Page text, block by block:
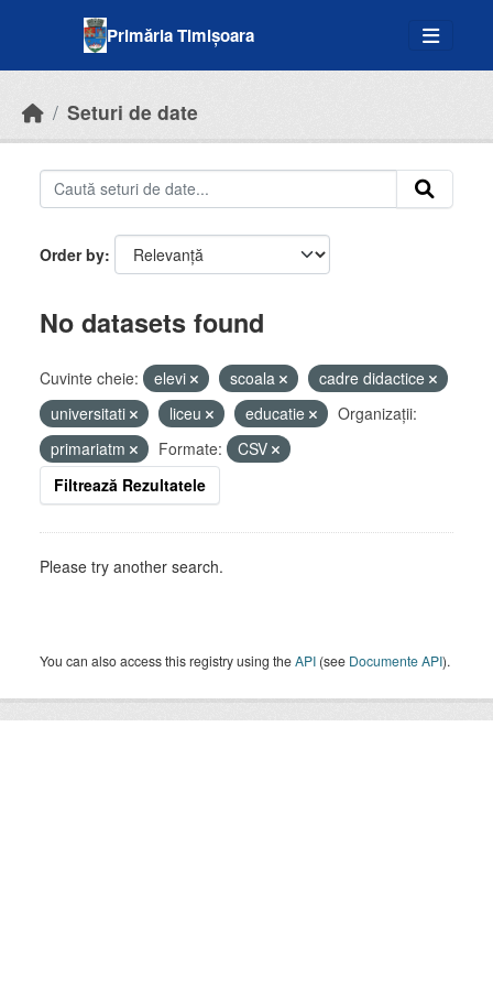
Primăria Timișoara
Seturi de date
Order by
No datasets found
Cuvinte cheie: elevi scoala
cadre didactice
universitati
liceu educatie
Organizații:
primariatm
Formate:
CSV
Filtrează Rezultatele
Please try another search.
You can also access this registry using theAPI (see Documente API).